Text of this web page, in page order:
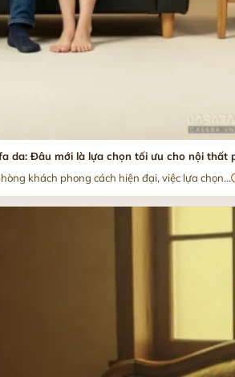
da: Đâu mới là lựa chọn tối ưu cho nội thất
khách phong cách hiện đại, việc lựa chọn...